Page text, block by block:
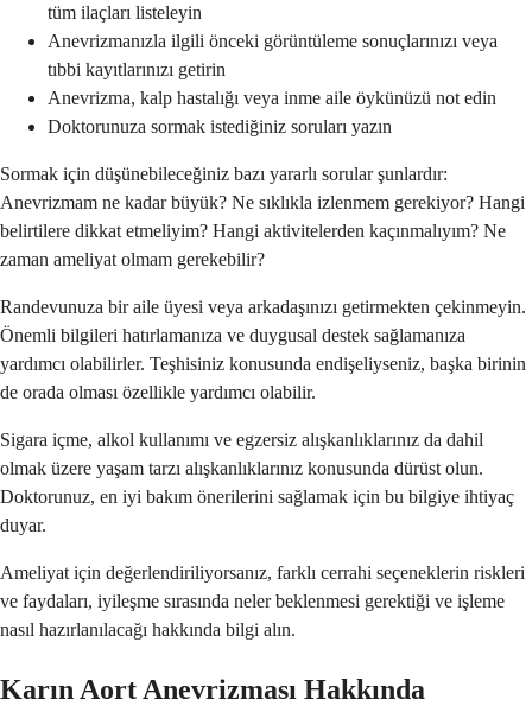
tüm ilaçları listeleyin
Anevrizmanızla ilgili önceki görüntüleme sonuçlarınızı veya
tıbbi kayıtlarınızı getirin
Anevrizma, kalp hastalığı veya inme aile öykünüzü not edin
Doktorunuza sormak istediğiniz soruları yazın
Sormak için düşünebileceğiniz bazı yararlı sorular şunlardır:
Anevrizmam ne kadar büyük? Ne sıklıkla izlenmem gerekiyor? Hangi
belirtilere dikkat etmeliyim? Hangi aktivitelerden kaçınmalıyım? Ne
zaman ameliyat olmam gerekebilir?
Randevunuza bir aile üyesi veya arkadaşınızı getirmekten çekinmeyin.
Önemli bilgileri hatırlamanıza ve duygusal destek sağlamanıza
yardımcı olabilirler. Teşhisiniz konusunda endişeliyseniz, başka birinin
de orada olması özellikle yardımcı olabilir.
Sigara içme, alkol kullanımı ve egzersiz alışkanlıklarınız da dahil
olmak üzere yaşam tarzı alışkanlıklarınız konusunda dürüst olun.
Doktorunuz, en iyi bakım önerilerini sağlamak için bu bilgiye ihtiyaç
duyar.
Ameliyat için değerlendiriliyorsanız, farklı cerrahi seçeneklerin riskleri
ve faydaları, iyileşme sırasında neler beklenmesi gerektiği ve işleme
nasıl hazırlanılacağı hakkında bilgi alın.
Karın Aort Anevrizması Hakkında